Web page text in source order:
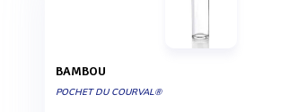
BAMBOU
POCHET DU COURVAL®